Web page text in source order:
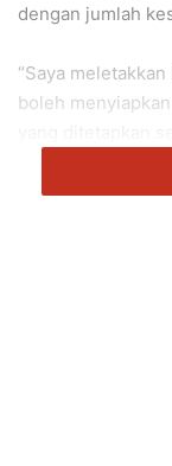
dengan jumlah
“Saya
boleh
menjalankan
“Jika terdapat
Jabatan Kerja